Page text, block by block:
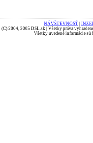
NÁVŠTEVNOSŤ
(C) 2004, 2005 DSL.sk | Všetky práva
Všetky uvedené informácie sú